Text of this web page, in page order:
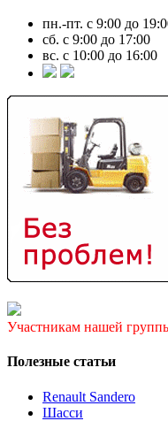
пн.-пт. с 9:00 до
сб. с 9:00 до 17:00
вс. с 10:00 до 16:00
Участникам нашей
Полезные статьи
Renault Sandero
Шасси